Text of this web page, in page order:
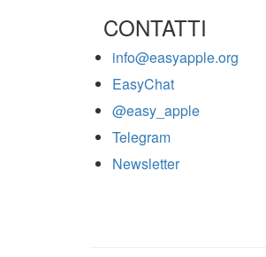
CONTATTI
info@easyapple.org
EasyChat
@easy_apple
Telegram
Newsletter